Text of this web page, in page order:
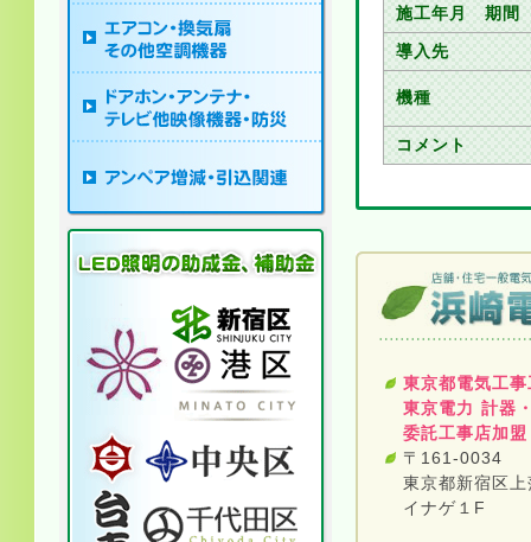
施工年月 期間
導入先
機種
コメント
東京都電気工
東京電力 計器
委託工事店加盟
〒161-0034
東京都新宿区
イナゲ１F